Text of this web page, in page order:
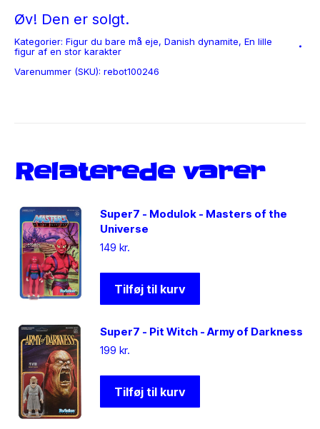
Øv! Den er solgt.
Kategorier: Figur du bare må eje, Danish dynamite, En lille
figur af en stor karakter
Varenummer (SKU): rebot100246
Relaterede varer
Super7 - Modulok - Masters of the
Universe
149 kr.
Tilføj til kurv
Super7 - Pit Witch - Army of Darkness
199 kr.
Tilføj til kurv